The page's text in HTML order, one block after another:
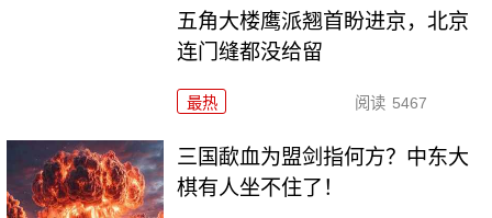
五角大楼鹰派翘首盼进京，北京
连门缝都没给留
最热 阅读 5467
三国歃血为盟剑指何方？中东大
棋有人坐不住了！